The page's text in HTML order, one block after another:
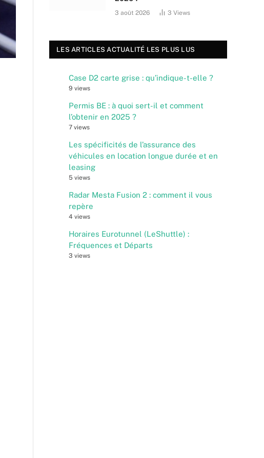
3 août 2026 3 Views
LES ARTICLES ACTUALITÉ LES PLUS LUS
Case D2 carte grise : qu’indique-t-elle ?
9 views
Permis BE : à quoi sert-il et comment
l’obtenir en 2025 ?
7 views
Les spécificités de l’assurance des
véhicules en location longue durée et en
leasing
5 views
Radar Mesta Fusion 2 : comment il vous
repère
4 views
Horaires Eurotunnel (LeShuttle) :
Fréquences et Départs
3 views